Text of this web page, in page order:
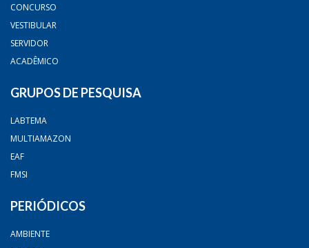
CONCURSO
VESTIBULAR
SERVIDOR
ACADÊMICO
GRUPOS DE PESQUISA
LABTEMA
MULTIAMAZON
EAF
FMSI
PERIÓDICOS
AMBIENTE